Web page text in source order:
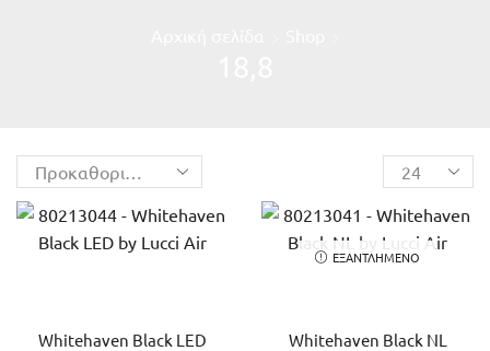
Whitehaven Black LED
ΕΞΑΝΤΛΗΜΈΝΟ
Whitehaven Black NL